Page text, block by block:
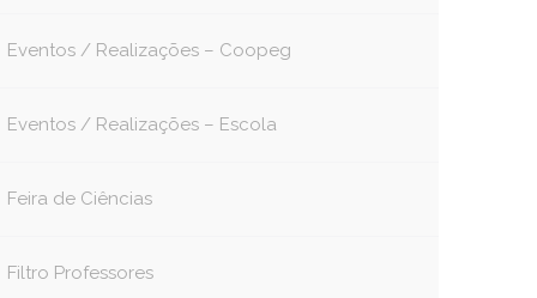
Eventos / Realizações – Coopeg
Eventos / Realizações – Escola
Feira de Ciências
Filtro Professores